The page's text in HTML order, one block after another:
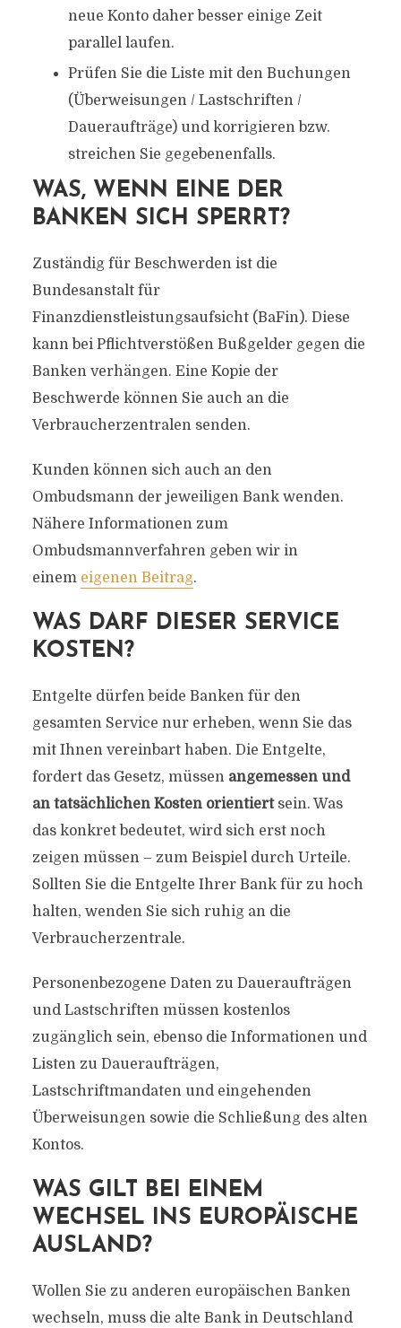
neue Konto daher besser einige Zeit
parallel laufen.
Prüfen Sie die Liste mit den Buchungen
(Überweisungen / Lastschriften /
Daueraufträge) und korrigieren bzw.
streichen Sie gegebenenfalls.
WAS, WENN EINE DER
BANKEN SICH SPERRT?
Zuständig für Beschwerden ist die
Bundesanstalt für
Finanzdienstleistungsaufsicht (BaFin). Diese
kann bei Pflichtverstößen Bußgelder gegen die
Banken verhängen. Eine Kopie der
Beschwerde können Sie auch an die
Verbraucherzentralen senden.
Kunden können sich auch an den
Ombudsmann der jeweiligen Bank wenden.
Nähere Informationen zum
Ombudsmannverfahren geben wir in
einem eigenen Beitrag.
WAS DARF DIESER SERVICE
KOSTEN?
Entgelte dürfen beide Banken für den
gesamten Service nur erheben, wenn Sie das
mit Ihnen vereinbart haben. Die Entgelte,
fordert das Gesetz, müssen angemessen und
an tatsächlichen Kosten orientiertsein. Was
das konkret bedeutet, wird sich erst noch
zeigen müssen – zum Beispiel durch Urteile.
Sollten Sie die Entgelte Ihrer Bank für zu hoch
halten, wenden Sie sich ruhig an die
Verbraucherzentrale.
Personenbezogene Daten zu Daueraufträgen
und Lastschriften müssen kostenlos
zugänglich sein, ebenso die Informationen und
Listen zu Daueraufträgen,
Lastschriftmandaten und eingehenden
Überweisungen sowie die Schließung des alten
Kontos.
WAS GILT BEI EINEM
WECHSEL INS EUROPÄISCHE
AUSLAND?
Wollen Sie zu anderen europäischen Banken
wechseln, muss die alte Bank in Deutschland